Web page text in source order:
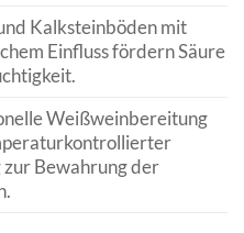
Kalksteinböden mit
Einfluss fördern Säure
Weißweinbereitung
zur Bewahrung der